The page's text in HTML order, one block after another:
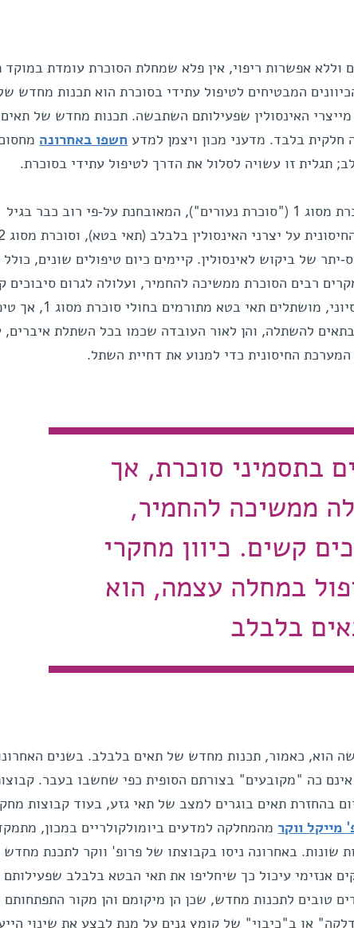
וללא אפשרות ריפוי, אין פלא שמחלת הסוכרת עומדת
המבטיחים לטיפול עתידי בסוכרת הוא תכנות מחדש
האינסולין שפעילותם השתבשה. תכנות מחדש של
בלבד. מדעני מכון ויצמן למדע חשפו באחרונה
תגלית זו עשויה לסלול את הדרך לטיפול עתידי בסוכרת.
לסוכרת יש שני מופעים מרכזיים:סוכרת מסוג 1 ("סוכרת נעורים"), המאובחנת על-פי רוב כבר בגיל
של ביקוש לאינסולין. קיימים כיום טיפולים שונים, כולל
רבים הסוכרת ממשיכה להחמיר, ועלולה לגרום סיבוכים
בשנים האחרונות, במסגרת טיפול ניסיוני, מושתלים
להשתלה, והן לאור העובדה שכמו בכל השתלת איברים,
החיסונית כדי למנוע את דחיית השתל.
בתסמיני סוכרת, אך
ממשיכה להחמיר,
קשים. כיוון מחקרי
במחלה עצמה, הוא
בלבלב
הוא, כאמור, תכנות מחדש של תאים בלבלב. בשנים
אינם כה "מקובעים" בצורתם הסופית כפי שחשבו בעבר.
בהחזרת תאים בוגרים למצב של תאי גזע, בעוד קבוצות
מייקל ווקר מהמחלקה למדעים ביומולקולריים במכון,
באחרונה ניסו בקבוצתו של פרופ' ווקר לתכנת מחדש
אנזימי עיכול כך שיחליפו את תאי הבטא בלבלב שפעילותם
טובים לתכנות מחדש, שכן הן מיקומם והן מקור התפתחותם
או ב"כיבוי" של קומץ גנים על מנת לבצע את שינוי